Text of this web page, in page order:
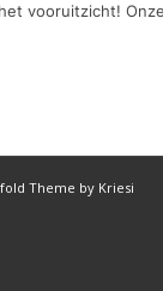
vooruitzicht!
Theme by Kriesi